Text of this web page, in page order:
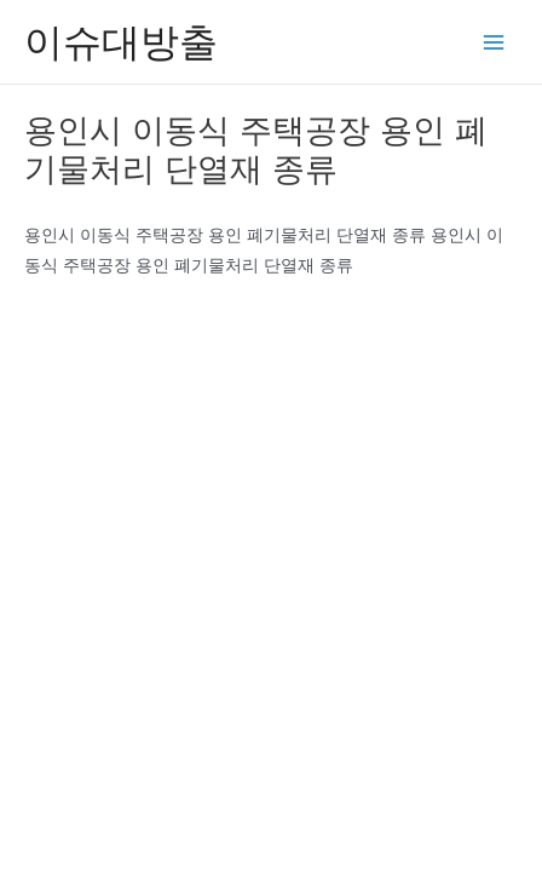
이슈대방출
용인시 이동식 주택공장 용인 폐
기물처리 단열재 종류
용인시 이동식 주택공장 용인 폐기물처리 단열재 종류 용인시 이
동식 주택공장 용인 폐기물처리 단열재 종류